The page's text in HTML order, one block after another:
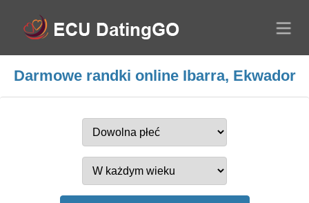
Darmowe randki online Ibarra, Ekwador